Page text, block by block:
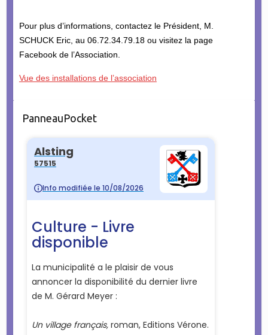
Pour plus d’informations, contactez le Président, M.
SCHUCK Eric, au 06.72.34.79.18 ou visitez la page
Facebook de l’Association.
Vue des installations de l’association
PanneauPocket